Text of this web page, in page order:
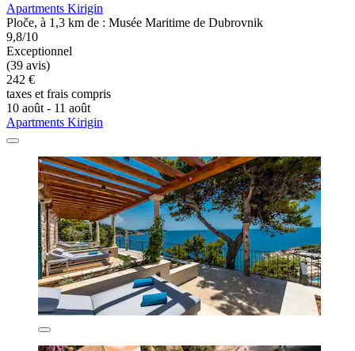
Apartments Kirigin
Ploče, à 1,3 km de : Musée Maritime de Dubrovnik
9,8/10
Exceptionnel
(39 avis)
242 €
taxes et frais compris
10 août - 11 août
Apartments Kirigin